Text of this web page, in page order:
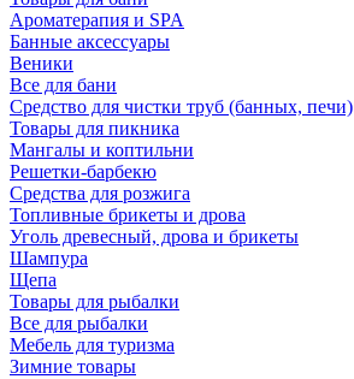
Ароматерапия и SPA
Банные аксессуары
Веники
Все для бани
Средство для чистки труб (банных, печи)
Товары для пикника
Мангалы и коптильни
Решетки-барбекю
Средства для розжига
Топливные брикеты и дрова
Уголь древесный, дрова и брикеты
Шампура
Щепа
Товары для рыбалки
Все для рыбалки
Мебель для туризма
Зимние товары